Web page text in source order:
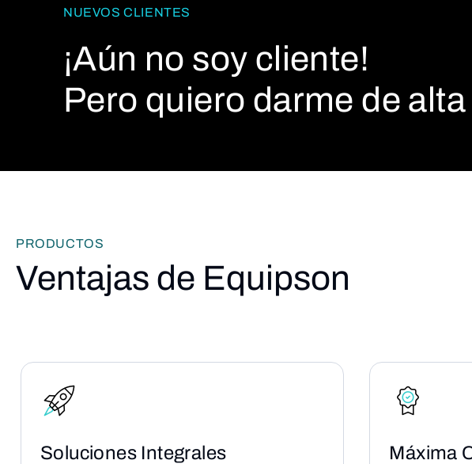
NUEVOS CLIENTES
¡Aún no soy cliente!
Pero quiero darme de alta
PRODUCTOS
Ventajas de Equipson
Soluciones Integrales Máxima